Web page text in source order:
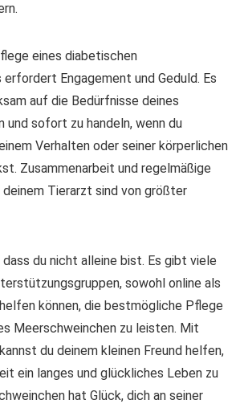
eines diabetischen
Engagement und Geduld. Es
auf die Bedürfnisse deines
und sofort zu handeln, wenn du
Verhalten oder seiner körperlichen
Zusammenarbeit und regelmäßige
Tierarzt sind von größter
dass du nicht alleine bist. Es gibt viele
sowohl online als
können, die bestmögliche Pflege
Meerschweinchen zu leisten. Mit
du deinem kleinen Freund helfen,
ein langes und glückliches Leben zu
hat Glück, dich an seiner